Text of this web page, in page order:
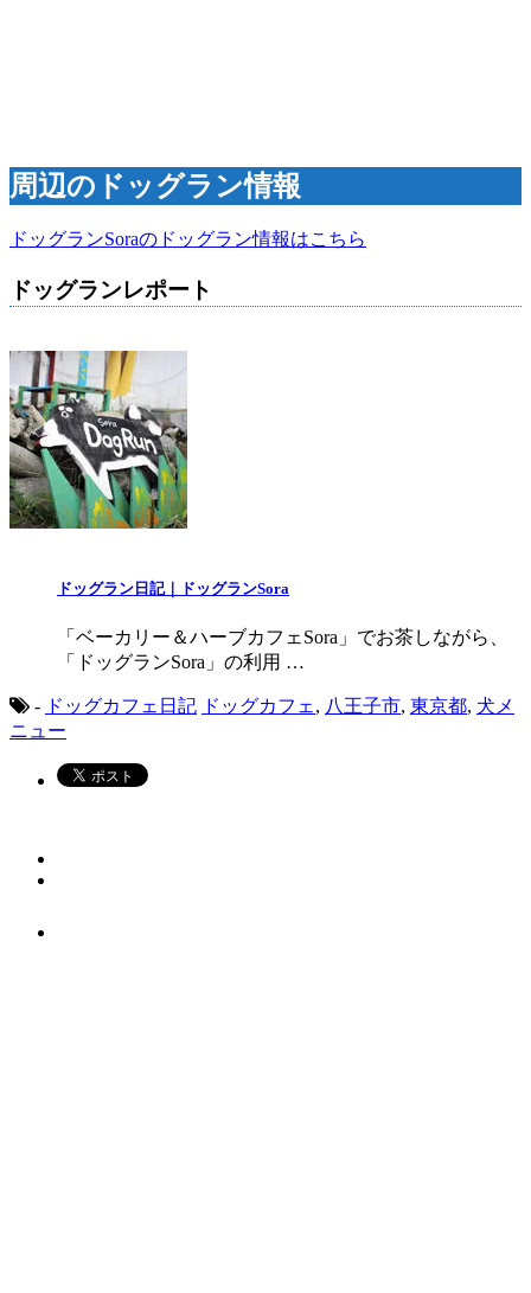
周辺のドッグラン情報
ドッグランSoraのドッグラン情報はこちら
ドッグランレポート
ドッグラン日記｜ドッグランSora
「ベーカリー＆ハーブカフェSora」でお茶しながら、
「ドッグランSora」の利用 …
- ドッグカフェ日記 ドッグカフェ , 八王子市, 東京都, 犬メ
ニュー